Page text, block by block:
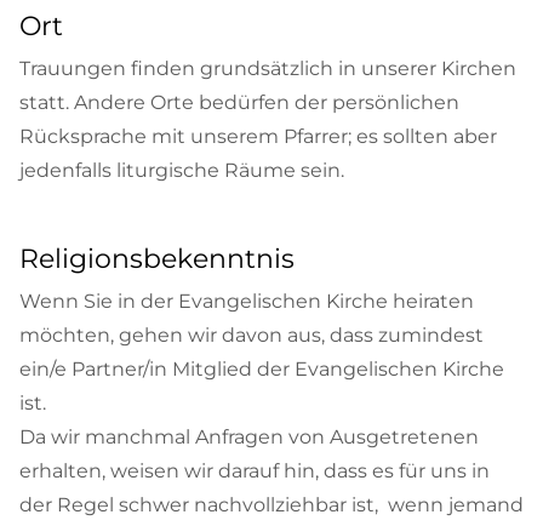
Ort
Trauungen finden grundsätzlich in unserer Kirchen
statt. Andere Orte bedürfen der persönlichen
Rücksprache mit unserem Pfarrer; es sollten aber
jedenfalls liturgische Räume sein.
Religionsbekenntnis
Wenn Sie in der Evangelischen Kirche heiraten
möchten, gehen wir davon aus, dass zumindest
ein/e Partner/in Mitglied der Evangelischen Kirche
ist.
Da wir manchmal Anfragen von Ausgetretenen
erhalten, weisen wir darauf hin, dass es für uns in
der Regel schwer nachvollziehbar ist, wenn jemand